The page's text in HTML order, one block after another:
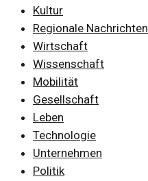
Kultur
Regionale Nachrichten
Wirtschaft
Wissenschaft
Mobilität
Gesellschaft
Leben
Technologie
Unternehmen
Politik